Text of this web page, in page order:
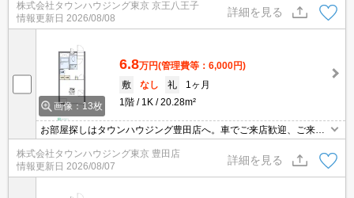
です！
株式会社タウンハウジング東京 京王八王子
情報更新日 2026/08/08
詳細を見る
画像：13枚
6.8万円(管理費等：6,000円)
敷
なし 礼
1ヶ月
1階
1K 20.28m²
お部屋探しはタウンハウジング豊田店へ。車でご来店歓迎、ご来店
用お客様駐車場あり！
株式会社タウンハウジング東京 豊田店
情報更新日 2026/08/07
詳細を見る